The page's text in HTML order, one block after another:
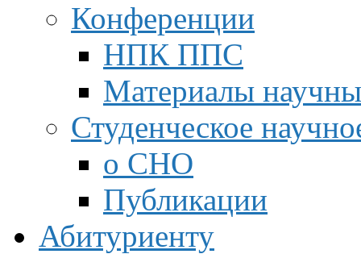
Конференции
НПК ППС
Материалы
Студенческое
о СНО
Публикации
Абитуриенту